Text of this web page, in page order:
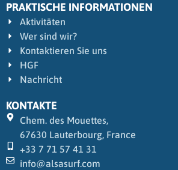
PRAKTISCHE INFORMATIONEN
Aktivitäten
Wer sind wir?
Kontaktieren Sie uns
HGF
Nachricht
KONTAKTE
Chem. des Mouettes,
67630 Lauterbourg, France
+33 7 71 57 41 31
info@alsasurf.com